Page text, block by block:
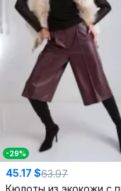
-29%
45.17 $63.97